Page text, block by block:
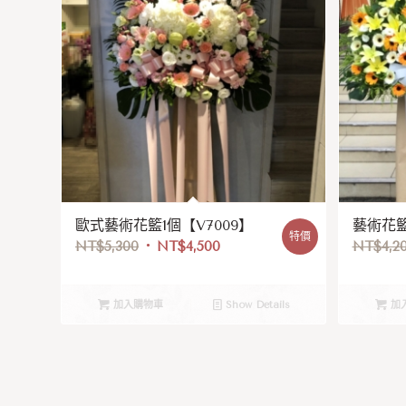
歐式藝術花籃1個【V7009】
NT$5,300 NT$4,500
特價
加入購物車 Show Details
藝術花
NT$
加